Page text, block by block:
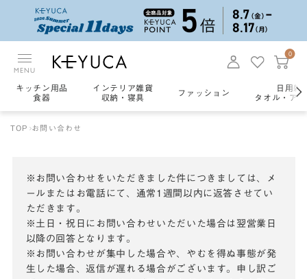
MENU
0
キッチン用品
食器
インテリア雑貨
収納・寝具
ファッション
日用雑
タオル・ア
TOP お問い合わせ
※お問い合わせをいただきました件につきましては、メ
ールまたはお電話にて、通常1週間以内に返答させてい
ただきます。
※土日・祝日にお問い合わせいただいた場合は翌営業日
以降の回答となります。
※お問い合わせが集中した場合や、やむを得ぬ事態が発
生した場合、返信が遅れる場合がございます。申し訳ご